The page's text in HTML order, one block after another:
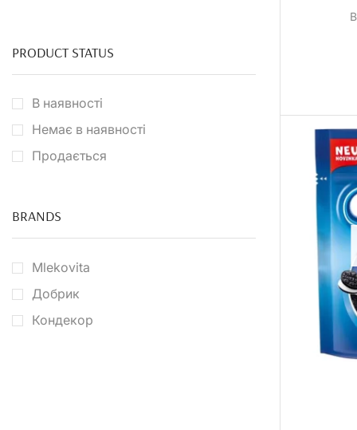
PRODUCT STATUS
В наявності
Немає в наявності
Продається
BRANDS
Mlekovita
Добрик
Кондекор